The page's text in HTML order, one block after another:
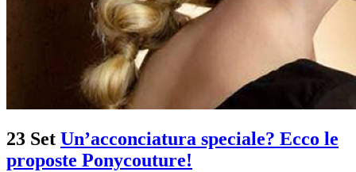
23 Set Un’acconciatura speciale? Ecco le
proposte Ponycouture!